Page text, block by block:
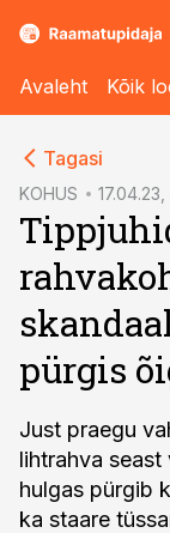
Avaleht Kõik
Tagasi
KOHUS
pürgis
Just praegu
lihtrahva
hulgas pürgib
ka staare